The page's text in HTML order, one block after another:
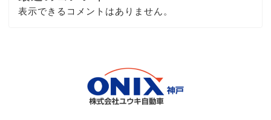
表示できるコメントはありません。